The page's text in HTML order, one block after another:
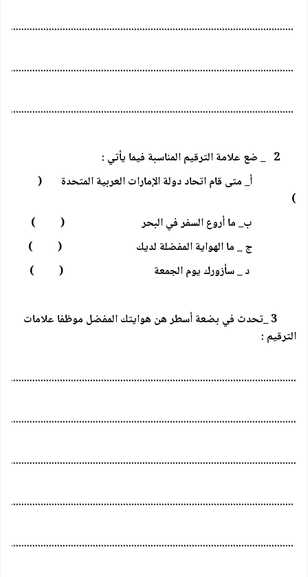
...........................................................................................................
أ_ متى قام اتحاد دولة الإمارات العربية المتحدة (
)
ب_ ما أروع السفر في البحر ( )
ج _ ما الهواية المفضلة لديك ( )
د _ سأزورك يوم الجمعة ( )
3 _تحدث في بضعة أسطر هن هوايتك المفضل موظفا علامات
الترقيم :
.........................................................................................................
.........................................................................................................
........................................................................................................
........................................................................................................
.......................................................................................................